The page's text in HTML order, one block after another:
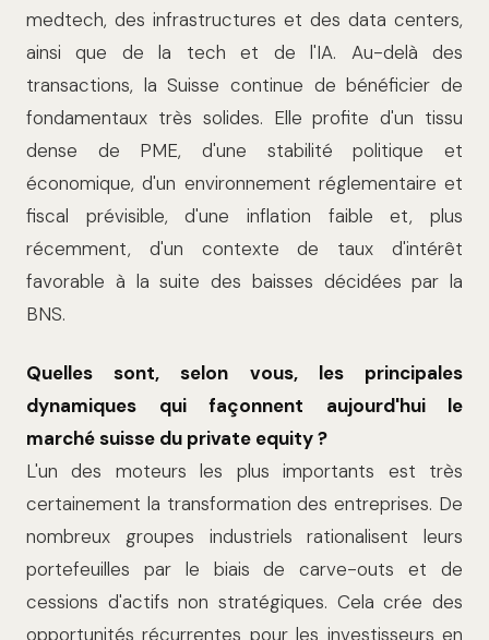
medtech, des infrastructures et des data centers,
ainsi que de la tech et de l'IA. Au-delà des
transactions, la Suisse continue de bénéficier de
fondamentaux très solides. Elle profite d'un tissu
dense de PME, d'une stabilité politique et
économique, d'un environnement réglementaire et
fiscal prévisible, d'une inflation faible et, plus
récemment, d'un contexte de taux d'intérêt
favorable à la suite des baisses décidées par la
BNS.
Quelles sont, selon vous, les principales
dynamiques qui façonnent aujourd'hui le
marché suisse du private equity ?
L'un des moteurs les plus importants est très
certainement la transformation des entreprises. De
nombreux groupes industriels rationalisent leurs
portefeuilles par le biais de carve-outs et de
cessions d'actifs non stratégiques. Cela crée des
opportunités récurrentes pour les investisseurs en